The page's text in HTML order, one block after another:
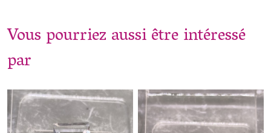
Vous pourriez aussi être intéressé
par